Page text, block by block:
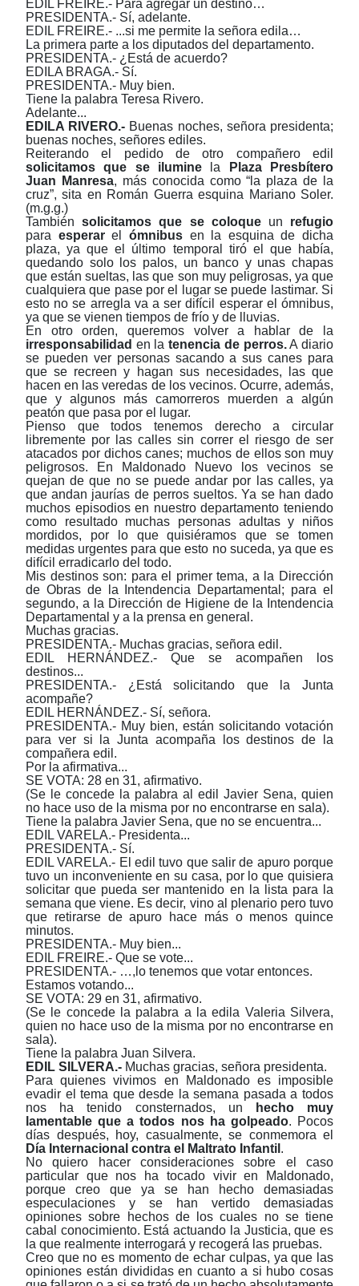
EDIL FREIRE.- Para agregar un destino…
PRESIDENTA.- Sí, adelante.
EDIL FREIRE.- ...si me permite la señora edila…
La primera parte a los diputados del departamento.
PRESIDENTA.- ¿Está de acuerdo?
EDILA BRAGA.- Sí.
PRESIDENTA.- Muy bien.
Tiene la palabra Teresa Rivero.
Adelante...
EDILA RIVERO.- Buenas noches, señora presidenta;
buenas noches, señores ediles.
Reiterando el pedido de otro compañero edil
solicitamos que se ilumine la
Plaza Presbítero
Juan Manresa, más conocida como “la plaza de la
cruz”, sita en Román Guerra esquina Mariano Soler.
(m.g.g.)
Tambiénsolicitamos que se coloqueun refugio
para esperarel ómnibusen la esquina de dicha
plaza, ya que el último temporal tiró el que había,
quedando solo los palos, un banco y unas chapas
que están sueltas, las que son muy peligrosas, ya que
cualquiera que pase por el lugar se puede lastimar. Si
esto no se arregla va a ser difícil esperar el ómnibus,
ya que se vienen tiempos de frío y de lluvias.
En otro orden, queremos volver a hablar de la
irresponsabilidad en latenencia de perros.A diario
se pueden ver personas sacando a sus canes para
que se recreen y hagan sus necesidades, las que
hacen en las veredas de los vecinos. Ocurre, además,
que y algunos más camorreros muerden a algún
peatón que pasa por el lugar.
Pienso que todos tenemos derecho a circular
libremente por las calles sin correr el riesgo de ser
atacados por dichos canes; muchos de ellos son muy
peligrosos. En Maldonado Nuevo los vecinos se
quejan de que no se puede andar por las calles, ya
que andan jaurías de perros sueltos. Ya se han dado
muchos episodios en nuestro departamento teniendo
como resultado muchas personas adultas y niños
mordidos, por lo que quisiéramos que se tomen
medidas urgentes para que esto no suceda, ya que es
difícil erradicarlo del todo.
Mis destinos son: para el primer tema, a la Dirección
de Obras de la Intendencia Departamental; para el
segundo, a la Dirección de Higiene de la Intendencia
Departamental y a la prensa en general.
Muchas gracias.
PRESIDENTA.- Muchas gracias, señora edil.
EDIL HERNÁNDEZ.- Que se acompañen los
destinos...
PRESIDENTA.- ¿Está solicitando que la Junta
acompañe?
EDIL HERNÁNDEZ.- Sí, señora.
PRESIDENTA.- Muy bien, están solicitando votación
para ver si la Junta acompaña los destinos de la
compañera edil.
Por la afirmativa...
SE VOTA: 28 en 31, afirmativo.
(Se le concede la palabra al edil Javier Sena, quien
no hace uso de la misma por no encontrarse en sala).
Tiene la palabra Javier Sena, que no se encuentra...
EDIL VARELA.- Presidenta...
PRESIDENTA.- Sí.
EDIL VARELA.- El edil tuvo que salir de apuro porque
tuvo un inconveniente en su casa, por lo que quisiera
solicitar que pueda ser mantenido en la lista para la
semana que viene. Es decir, vino al plenario pero tuvo
que retirarse de apuro hace más o menos quince
minutos.
PRESIDENTA.- Muy bien...
EDIL FREIRE.- Que se vote...
PRESIDENTA.- …,lo tenemos que votar entonces.
Estamos votando...
SE VOTA: 29 en 31, afirmativo.
(Se le concede la palabra a la edila Valeria Silvera,
quien no hace uso de la misma por no encontrarse en
sala).
Tiene la palabra Juan Silvera.
EDIL SILVERA.- Muchas gracias, señora presidenta.
Para quienes vivimos en Maldonado es imposible
evadir el tema que desde la semana pasada a todos
nos ha tenido consternados, un
hecho muy
lamentable que a todos nos ha golpeado. Pocos
días después, hoy, casualmente, se conmemora el
Día Internacional contra el Maltrato Infantil .
No quiero hacer consideraciones sobre el caso
particular que nos ha tocado vivir en Maldonado,
porque creo que ya se han hecho demasiadas
especulaciones y se han vertido demasiadas
opiniones sobre hechos de los cuales no se tiene
cabal conocimiento. Está actuando la Justicia, que es
la que realmente interrogará y recogerá las pruebas.
Creo que no es momento de echar culpas, ya que las
opiniones están divididas en cuanto a si hubo cosas